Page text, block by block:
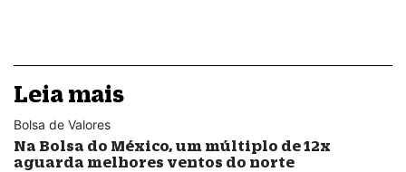
Leia mais
Bolsa de Valores
Na Bolsa do México, um múltiplo de 12x
aguarda melhores ventos do norte